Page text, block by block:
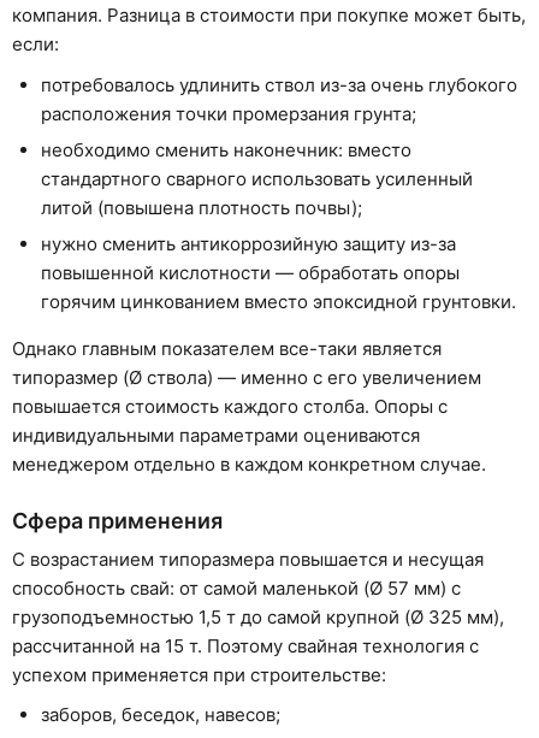
компания. Разница в стоимости при покупке может быть,
если:
потребовалось удлинить ствол из-за очень глубокого
расположения точки промерзания грунта;
необходимо сменить наконечник: вместо
стандартного сварного использовать усиленный
литой (повышена плотность почвы);
нужно сменить антикоррозийную защиту из-за
повышенной кислотности — обработать опоры
горячим цинкованием вместо эпоксидной грунтовки.
Однако главным показателем все-таки является
типоразмер (Ø ствола) — именно с его увеличением
повышается стоимость каждого столба. Опоры с
индивидуальными параметрами оцениваются
менеджером отдельно в каждом конкретном случае.
Сфера применения
С возрастанием типоразмера повышается и несущая
способность свай: от самой маленькой (Ø 57 мм) с
грузоподъемностью 1,5 т до самой крупной (Ø 325 мм),
рассчитанной на 15 т. Поэтому свайная технология с
успехом применяется при строительстве:
заборов, беседок, навесов;